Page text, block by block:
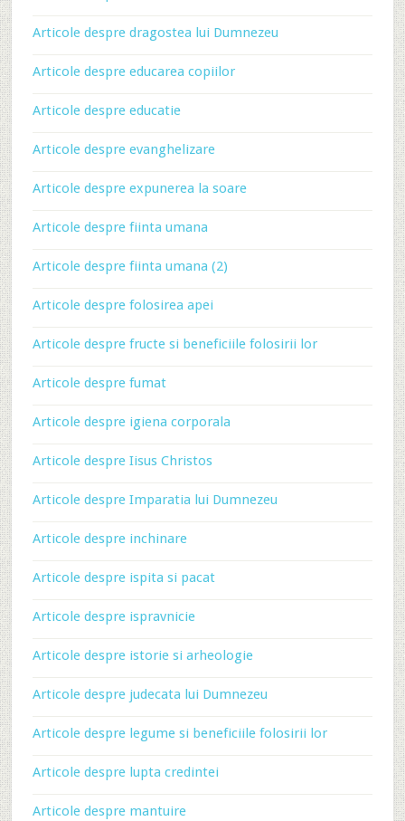
Articole despre dragostea lui Dumnezeu
Articole despre educarea copiilor
Articole despre educatie
Articole despre evanghelizare
Articole despre expunerea la soare
Articole despre fiinta umana
Articole despre fiinta umana (2)
Articole despre folosirea apei
Articole despre fructe si beneficiile folosirii lor
Articole despre fumat
Articole despre igiena corporala
Articole despre Iisus Christos
Articole despre Imparatia lui Dumnezeu
Articole despre inchinare
Articole despre ispita si pacat
Articole despre ispravnicie
Articole despre istorie si arheologie
Articole despre judecata lui Dumnezeu
Articole despre legume si beneficiile folosirii lor
Articole despre lupta credintei
Articole despre mantuire